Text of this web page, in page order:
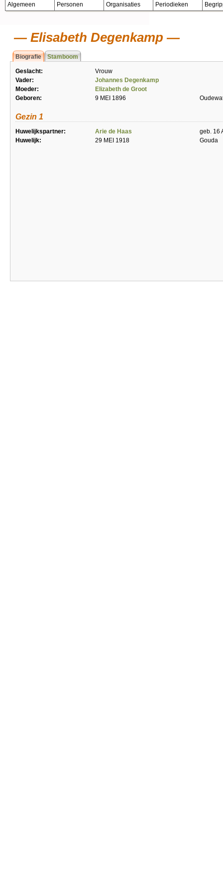
Algemeen Personen Organisaties Periodieken
Elisabeth Degenkamp
Biografie Stamboom
Geslacht:
Vrouw
Vader:
Johannes Degenkamp
Moeder:
Elizabeth de Groot
Geboren:
9 MEI 1896
Gezin 1
Huwelijkspartner: Arie de Haas
geb. 16
Huwelijk:
29 MEI 1918 Gouda